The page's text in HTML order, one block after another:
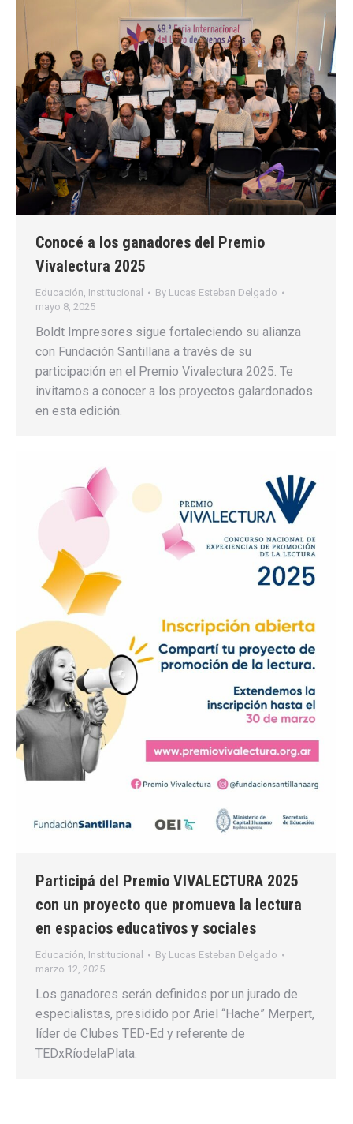
Conocé a los ganadores del Premio
Vivalectura 2025
Educación Institucional By Lucas Esteban Delgado
mayo 8, 2025
Boldt Impresores sigue fortaleciendo su alianza
con Fundación Santillana a través de su
participación en el Premio Vivalectura 2025. Te
invitamos a conocer a los proyectos galardonados
en esta edición.
Participá del Premio VIVALECTURA 2025
con un proyecto que promueva la lectura
en espacios educativos y sociales
Educación, Institucional By Lucas Esteban Delgado
marzo 12, 2025
Los ganadores serán definidos por un jurado de
especialistas, presidido por Ariel “Hache” Merpert,
líder de Clubes TED-Ed y referente de
TEDxRíodelaPlata.